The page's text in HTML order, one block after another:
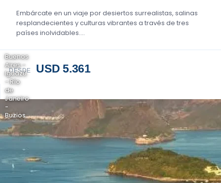
Embárcate en un viaje por desiertos surrealistas, salinas
resplandecientes y culturas vibrantes a través de tres
países inolvidables....
DESDE USD 5.361
Buenos
Aires -
Iguazú
- Río
de
Janeiro
-
Buzios